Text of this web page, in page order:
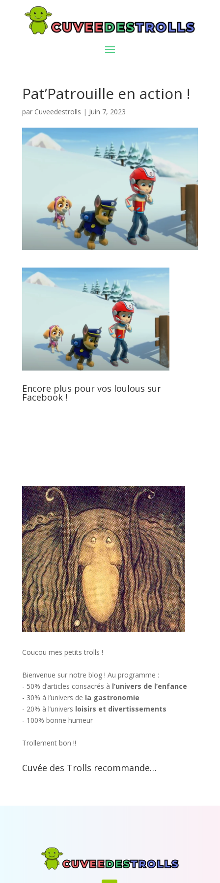
Pat’Patrouille en action !
par Cuveedestrolls | Juin 7, 2023
Encore plus pour vos loulous sur
Facebook !
Coucou mes petits trolls !
Bienvenue sur notre blog ! Au programme :
- 50% d’articles consacrés à l’univers de l’enfance
- 30% à l’univers de la gastronomie
- 20% à l’univers loisirs et divertissements
- 100% bonne humeur
Trollement bon !!
Cuvée des Trolls recommande…